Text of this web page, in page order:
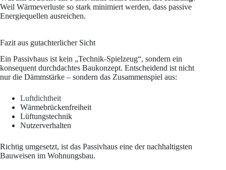
Weil Wärmeverluste so stark minimiert werden, dass passive
Energiequellen ausreichen.
Fazit aus gutachterlicher Sicht
Ein Passivhaus ist kein „Technik-Spielzeug“, sondern ein
konsequent durchdachtes Baukonzept. Entscheidend ist nicht
nur die Dämmstärke – sondern das Zusammenspiel aus:
Luftdichtheit
Wärmebrückenfreiheit
Lüftungstechnik
Nutzerverhalten
Richtig umgesetzt, ist das Passivhaus eine der nachhaltigsten
Bauweisen im Wohnungsbau.